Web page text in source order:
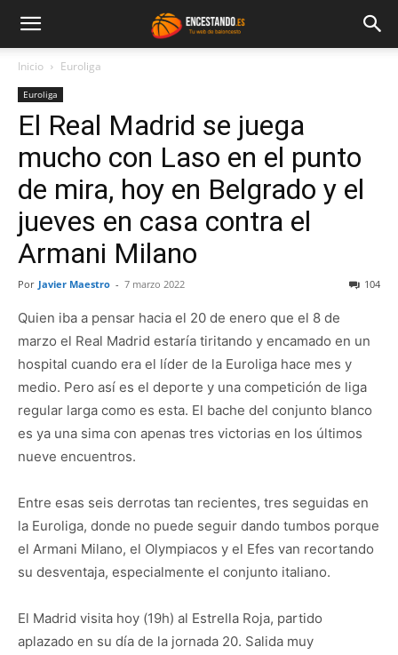
Inicio Euroliga
Euroliga
El Real Madrid se juega
mucho con Laso en el punto
de mira, hoy en Belgrado y el
jueves en casa contra el
Armani Milano
Por Javier Maestro - 7 marzo 2022 104
Quien iba a pensar hacia el 20 de enero que el 8 de
marzo el Real Madrid estaría tiritando y encamado en un
hospital cuando era el líder de la Euroliga hace mes y
medio. Pero así es el deporte y una competición de liga
regular larga como es esta. El bache del conjunto blanco
es ya una sima con apenas tres victorias en los últimos
nueve encuentros.
Entre esas seis derrotas tan recientes, tres seguidas en
la Euroliga, donde no puede seguir dando tumbos porque
el Armani Milano, el Olympiacos y el Efes van recortando
su desventaja, especialmente el conjunto italiano.
El Madrid visita hoy (19h) al Estrella Roja, partido
aplazado en su día de la jornada 20. Salida muy